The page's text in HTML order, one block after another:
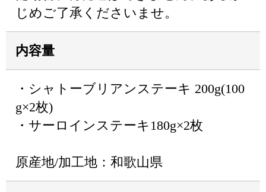
じめご了承くださいませ。
内容量
・シャトーブリアンステーキ 200g(100
g×2枚)
・サーロインステーキ180g×2枚
原産地/加工地：和歌山県